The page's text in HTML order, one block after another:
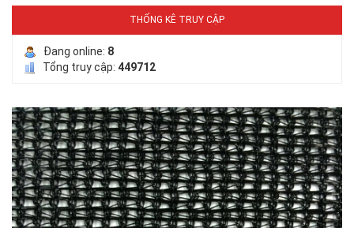
THỐNG KÊ TRUY CẬP
Đang online: 8
Tổng truy cập: 449712